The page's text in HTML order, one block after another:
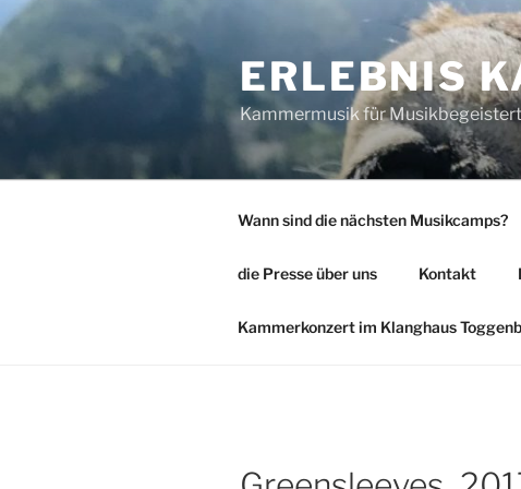
Zum
Inhalt
springen
ERLEBNIS
Kammermusik für
Wann sind die nächsten Musikcamps?
die Presse über uns Kontakt
Kammerkonzert im Klanghaus